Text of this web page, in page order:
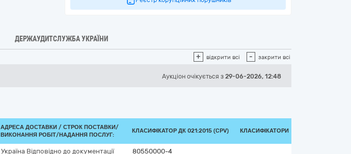
ДЕРЖАУДИТСЛУЖБА УКРАЇНИ
+ відкрити всі - закрити всі
Аукціон очікується з 29-06-2026, 12:48
АДРЕСА ДОСТАВКИ / СТРОК ПОСТАВКИ/
ВИКОНАННЯ РОБІТ/НАДАННЯ ПОСЛУГ:
КЛАСИФІКАТОР ДК 021:2015 (CPV) КЛАСИФІКАТОРИ
Україна Відповідно до документації
80550000-4